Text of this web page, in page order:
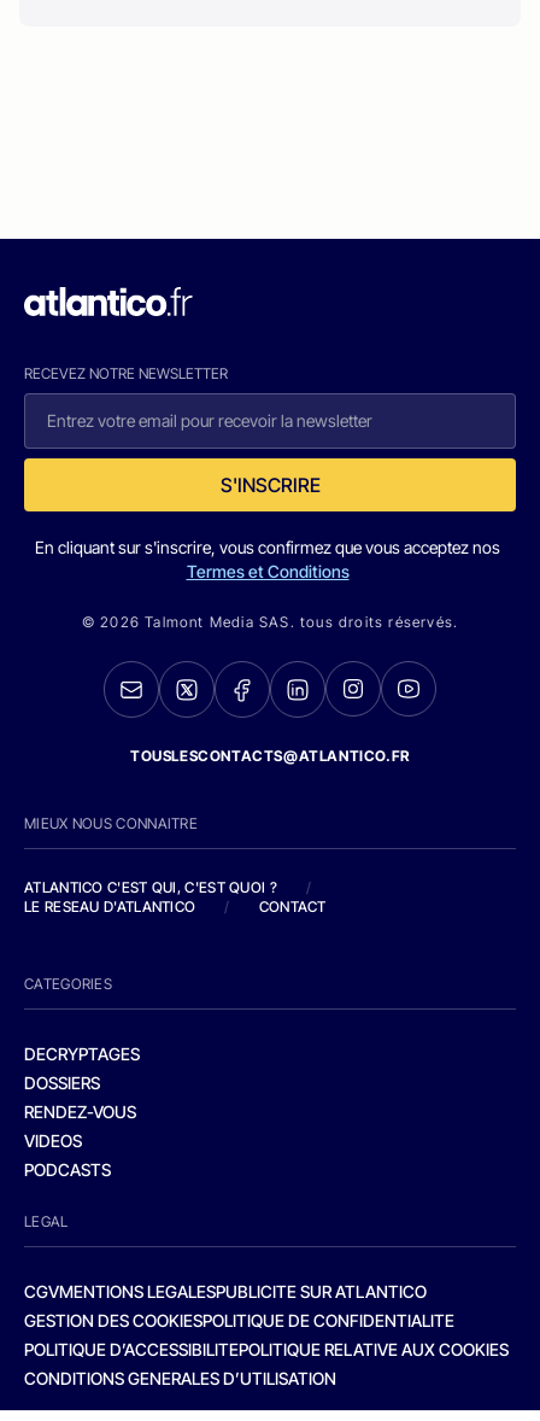
RECEVEZ NOTRE NEWSLETTER
S'INSCRIRE
En cliquant sur s'inscrire, vous confirmez que vous acceptez nos
Termes et Conditions
© 2026 Talmont Media SAS. tous droits réservés.
TOUSLESCONTACTS@ATLANTICO.FR
MIEUX NOUS CONNAITRE
ATLANTICO C'EST QUI, C'EST QUOI ?
/
LE RESEAU D'ATLANTICO
/ CONTACT
CATEGORIES
DECRYPTAGES
DOSSIERS
RENDEZ-VOUS
VIDEOS
PODCASTS
LEGAL
CGVMENTIONS LEGALESPUBLICITE SUR ATLANTICO
GESTION DES COOKIESPOLITIQUE DE CONFIDENTIALITE
POLITIQUE D’ACCESSIBILITEPOLITIQUE RELATIVE AUX COOKIES
CONDITIONS GENERALES D’UTILISATION